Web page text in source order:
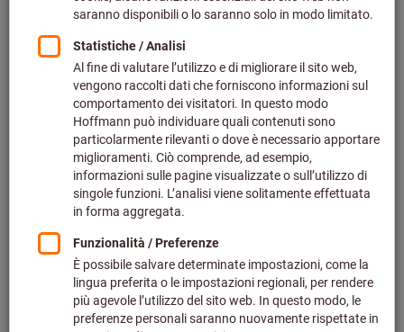
Schneideisen (805)
Gewindeschneidzeug-Sortiment (29)
Gewindehalterwerkzeug (74)
Gewindebearbeitung Ersatzteile & Zubehör (126)